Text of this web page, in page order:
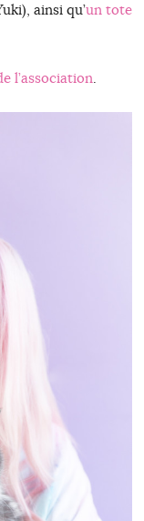
ainsi qu’un tote
l’association.